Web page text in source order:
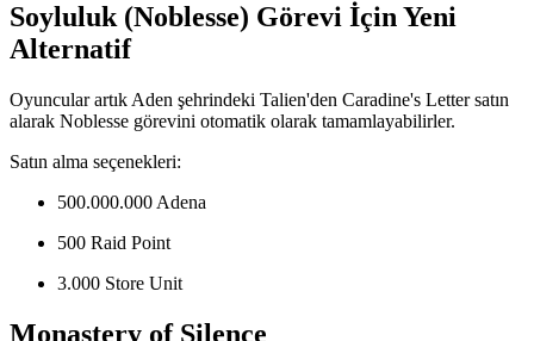
Soyluluk (Noblesse) Görevi İçin Yeni
Alternatif
Oyuncular artık Aden şehrindeki Talien'den Caradine's Letter satın
alarak Noblesse görevini otomatik olarak tamamlayabilirler.
Satın alma seçenekleri:
500.000.000 Adena
500 Raid Point
3.000 Store Unit
Monastery of Silence